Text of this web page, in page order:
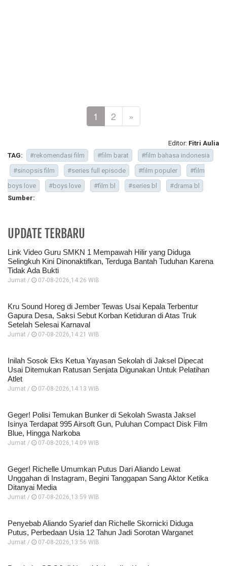
1 2 »
Editor: Fitri Aulia
TAG:
#rekomendasi film #film barat
#film bahasa indonesia
#sinopsis film
#series full episode #film populer
#film
boys love
#boys love #film bl #series bl
#drama bl
Sumber:
UPDATE TERBARU
Link Video Guru SMKN 1 Mempawah Hilir yang Diduga
Selingkuh Kini Dinonaktifkan, Terduga Bantah Tuduhan Karena
Tidak Ada Bukti
Jumat / 07-08-2026,14:26 WIB
Kru Sound Horeg di Jember Tewas Usai Kepala Terbentur
Gapura Desa, Saksi Sebut Korban Ketiduran di Atas Truk
Setelah Selesai Karnaval
Jumat / 07-08-2026,14:21 WIB
Inilah Sosok Eks Ketua Yayasan Sekolah di Jaksel Dipecat
Usai Ditemukan Ratusan Senjata Digunakan Untuk Pelatihan
Atlet
Jumat / 07-08-2026,14:13 WIB
Geger! Polisi Temukan Bunker di Sekolah Swasta Jaksel
Isinya Terdapat 995 Airsoft Gun, Puluhan Compact Disk Film
Blue, Hingga Narkoba
Jumat / 07-08-2026,14:09 WIB
Geger! Richelle Umumkan Putus Dari Aliando Lewat
Unggahan di Instagram, Begini Tanggapan Sang Aktor Ketika
Ditanyai Media
Jumat / 07-08-2026,13:59 WIB
Penyebab Aliando Syarief dan Richelle Skornicki Diduga
Putus, Perbedaan Usia 12 Tahun Jadi Sorotan Warganet
Jumat / 07-08-2026,13:56 WIB